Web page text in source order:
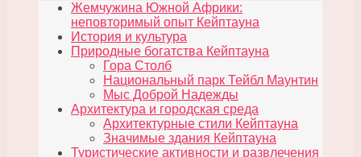
Жемчужина Южной Африки:
неповторимый опыт Кейптауна
История и культура
Природные богатства Кейптауна
Гора Столб
Национальный парк Тейбл Маунтин
Мыс Доброй Надежды
Архитектура и городская среда
Архитектурные стили Кейптауна
Значимые здания Кейптауна
Туристические активности и развлечения